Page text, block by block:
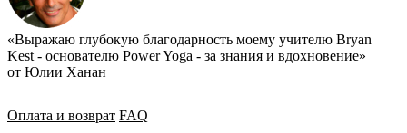
«Выражаю глубокую благодарность моему учителю Bryan
Kest - основателю Power Yoga - за знания и вдохновение»
от Юлии Ханан
Оплата и возврат FAQ